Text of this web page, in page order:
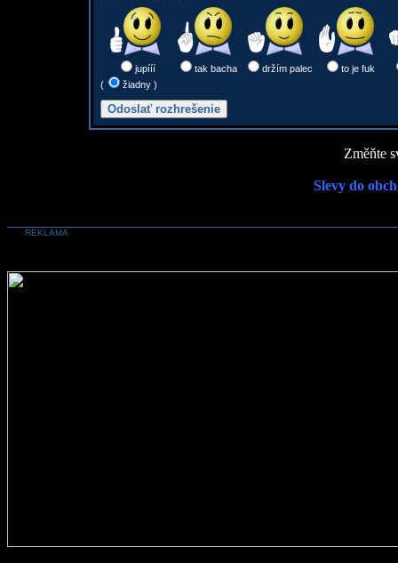
jupííí tak bacha držím palec
to je fuk
(
žiadny )
Změňte
Slevy do
REKLAMA